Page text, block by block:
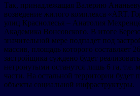
Так, принадлежащая Валерию
возведение жилого комплекса «ART.
улиц Краснолесья – Анатолия
Академика Вонсовского. В итоге
значительной мере подпадет под
массив, площадь которого составляет
застройщика суждено будет
нетронутыми останутся лишь 6 га, т.е.
части. На остальной территории будет
объекты социальной инфраструктуры.